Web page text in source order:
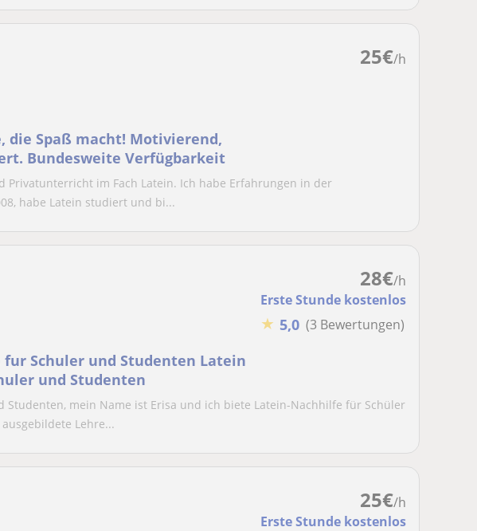
25€/h
die Spaß macht! Motivierend,
Bundesweite Verfügbarkeit
Privatunterricht im Fach Latein. Ich habe Erfahrungen in der
habe Latein studiert und bi...
28€/h
Erste Stunde kostenlos
★ 5,0 (3 Bewertungen)
Schuler und Studenten Latein
und Studenten
Studenten, mein Name ist Erisa und ich biete Latein-Nachhilfe für Schüler
Lehre...
25€/h
Erste Stunde kostenlos